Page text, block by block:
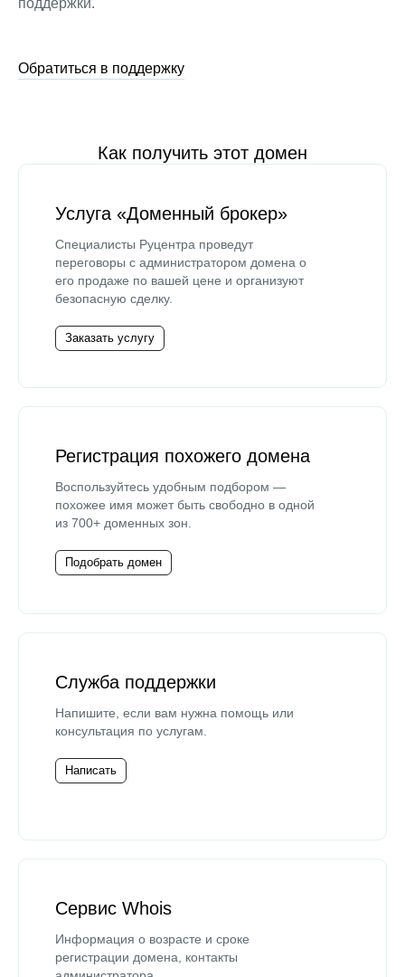
поддержки.
Обратиться в поддержку
Как получить этот домен
Услуга «Доменный брокер»
Специалисты Руцентра проведут
переговоры с администратором домена о
его продаже по вашей цене и организуют
безопасную сделку.
Заказать услугу
Регистрация похожего домена
Воспользуйтесь удобным подбором —
похожее имя может быть свободно в одной
из 700+ доменных зон.
Подобрать домен
Служба поддержки
Напишите, если вам нужна помощь или
консультация по услугам.
Написать
Сервис Whois
Информация о возрасте и сроке
регистрации домена, контакты